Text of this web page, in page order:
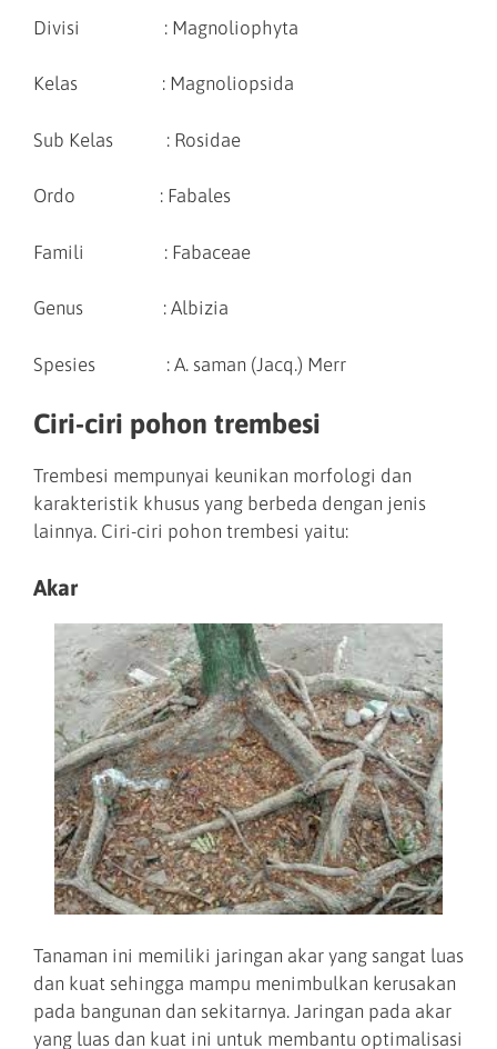
Divisi : Magnoliophyta
Kelas : Magnoliopsida
Sub Kelas : Rosidae
Ordo : Fabales
Famili : Fabaceae
Genus : Albizia
Spesies : A. saman (Jacq.) Merr
Ciri-ciri pohon trembesi
Trembesi mempunyai keunikan morfologi dan
karakteristik khusus yang berbeda dengan jenis
lainnya. Ciri-ciri pohon trembesi yaitu:
Akar
Tanaman ini memiliki jaringan akar yang sangat luas
dan kuat sehingga mampu menimbulkan kerusakan
pada bangunan dan sekitarnya. Jaringan pada akar
yang luas dan kuat ini untuk membantu optimalisasi